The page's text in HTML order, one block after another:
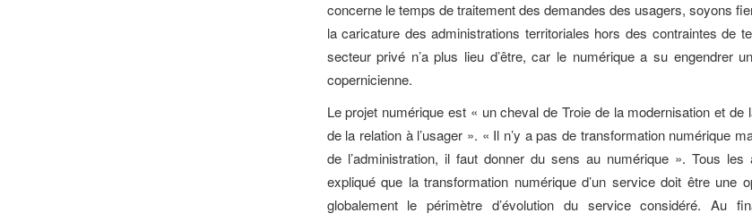
concerne le temps de traitement des demandes des usagers, soyons
la caricature des administrations territoriales hors des contraintes de
secteur privé n’a plus lieu d’être, car le numérique a su engendrer
copernicienne.
Le projet numérique est « un cheval de Troie de la modernisation et de
de la relation à l’usager ». « Il n’y a pas de transformation numérique
de l’administration, il faut donner du sens au numérique ». Tous les
expliqué que la transformation numérique d’un service doit être une
globalement le périmètre d’évolution du service considéré. Au